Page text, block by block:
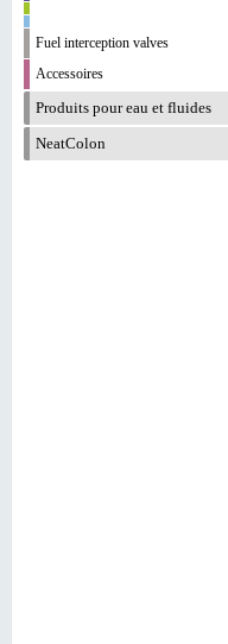
Fuel interception valves
Accessoires
Produits pour eau et fluides
NeatColon